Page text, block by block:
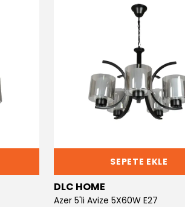
SEPETE EKLE
DLC HOME
Azer 5'li Avize 5X60W E27